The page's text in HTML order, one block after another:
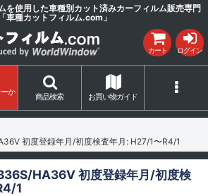
を使用した車種別カット済みカーフィルム販売専門
車種カットフィルム.com」
カート ログイン
か
商品検索 お買い物ガイド
初度登録年月/初度検査年月: H27/1〜R4/1
HA36V 初度登録年月/初度検
1